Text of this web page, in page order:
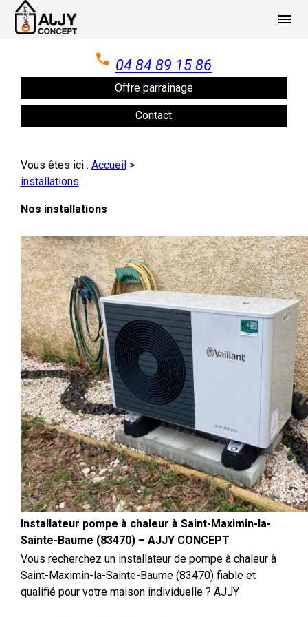
menu
04 84 89 15 86
Offre parrainage
Contact
Vous êtes ici : Accueil>
installations
Nos installations
Installateur pompe à chaleur à Saint-Maximin-la-
Sainte-Baume (83470) – AJJY CONCEPT
Vous recherchez un installateur de pompe à chaleur à
Saint-Maximin-la-Sainte-Baume (83470) fiable et
qualifié pour votre maison individuelle ? AJJY
Panneau de gestion des cookies